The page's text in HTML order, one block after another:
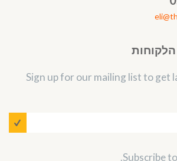
Sign up for our mailing list to get